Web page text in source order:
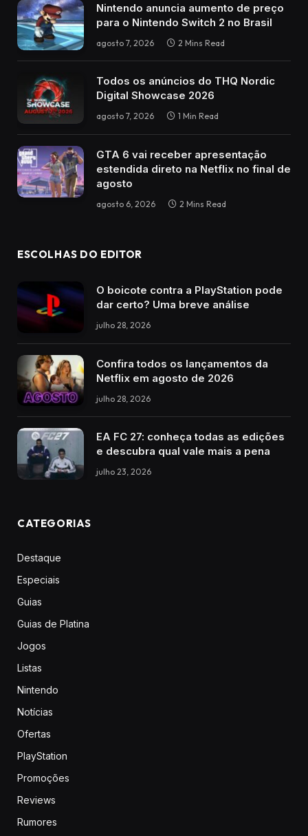
Nintendo anuncia aumento de preço
para o Nintendo Switch 2 no Brasil
agosto 7, 2026 2 Mins Read
Todos os anúncios do THQ Nordic
Digital Showcase 2026
agosto 7, 2026 1 Min Read
GTA 6 vai receber apresentação
estendida direto na Netflix no final de
agosto
agosto 6, 2026 2 Mins Read
ESCOLHAS DO EDITOR
O boicote contra a PlayStation pode
dar certo? Uma breve análise
julho 28, 2026
Confira todos os lançamentos da
Netflix em agosto de 2026
julho 28, 2026
EA FC 27: conheça todas as edições
e descubra qual vale mais a pena
julho 23, 2026
CATEGORIAS
Destaque
Especiais
Guias
Guias de Platina
Jogos
Listas
Nintendo
Notícias
Ofertas
PlayStation
Promoções
Reviews
Rumores